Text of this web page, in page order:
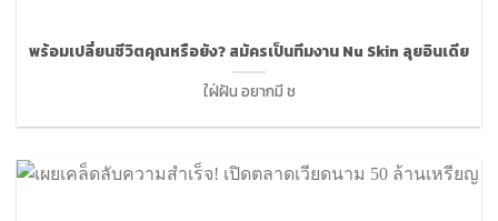
พร้อมเปลี่ยนชีวิตคุณหรือยัง? สมัครเป็นทีมงาน Nu Skin ลุยอินเดีย
ใฝ่ฝัน อยากมี ช